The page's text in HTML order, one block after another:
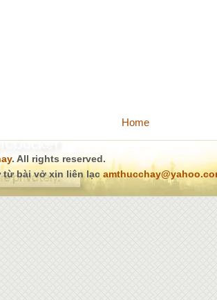
Home
. All rights reserved.
từ bài vở xin liên lạc